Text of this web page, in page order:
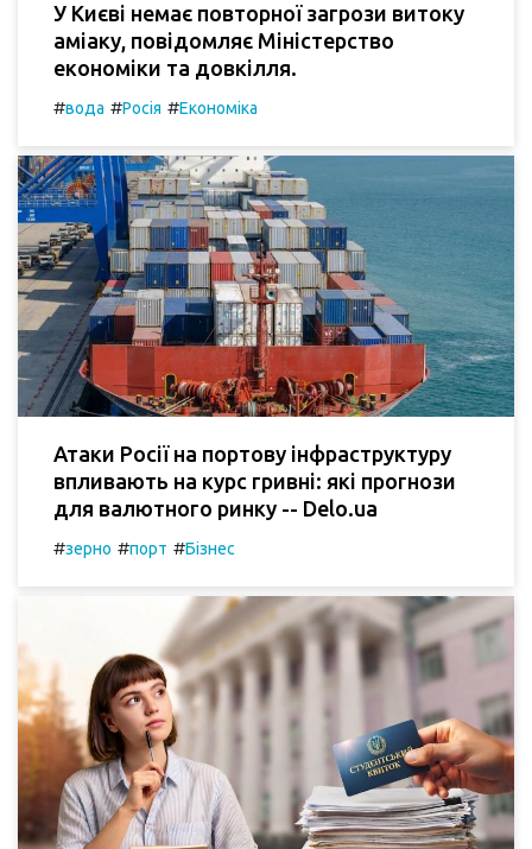
У Києві немає повторної загрози витоку
аміаку, повідомляє Міністерство
економіки та довкілля.
#вода #Росія #Економіка
Атаки Росії на портову інфраструктуру
впливають на курс гривні: які прогнози
для валютного ринку -- Delo.ua
#зерно #порт #Бізнес